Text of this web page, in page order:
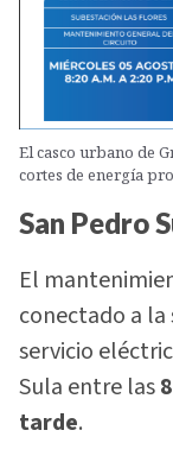
El casco urbano de
cortes de energía
San Pedro
El
conectado a la
servicio
Sula entre las
tarde.